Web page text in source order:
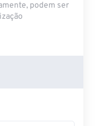
podem ser